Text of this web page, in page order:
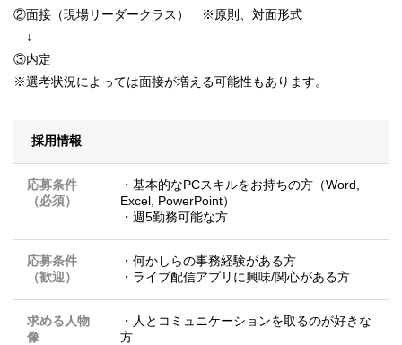
②面接（現場リーダークラス） ※原則、対面形式
↓
③内定
※選考状況によっては面接が増える可能性もあります。
採用情報
応募条件
（必須）
・基本的なPCスキルをお持ちの方（Word,
Excel, PowerPoint）
・週5勤務可能な方
応募条件
（歓迎）
・何かしらの事務経験がある方
・ライブ配信アプリに興味/関心がある方
求める人物
像
・人とコミュニケーションを取るのが好きな
方